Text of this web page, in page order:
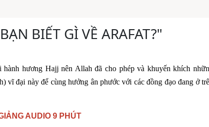
BIẾT GÌ VỀ ARAFAT?"
hương Hajj nên Allah đã cho phép và khuyến khích
vĩ đại này để cùng hưởng ân phước với các đồng đạo đang ở
AUDIO 9 PHÚT